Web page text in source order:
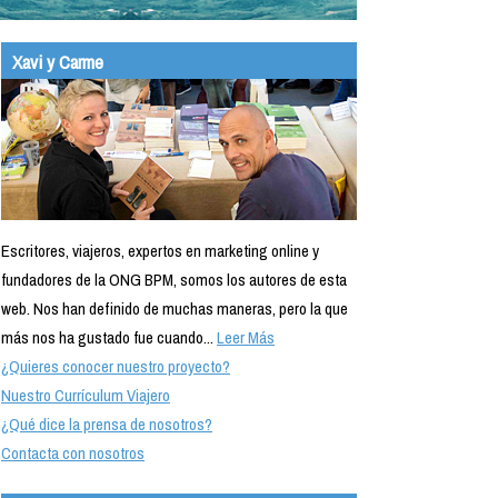
Xavi y Carme
Escritores, viajeros, expertos en marketing online y
fundadores de la ONG BPM, somos los autores de esta
web. Nos han definido de muchas maneras, pero la que
más nos ha gustado fue cuando...Leer Más
¿Quieres conocer nuestro proyecto?
Nuestro Currículum Viajero
¿Qué dice la prensa de nosotros?
Contacta con nosotros